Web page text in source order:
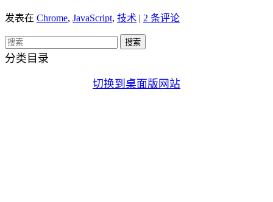
发表在 Chrome, JavaScript, 技术 | 2 条评论
分类目录
切换到桌面版网站